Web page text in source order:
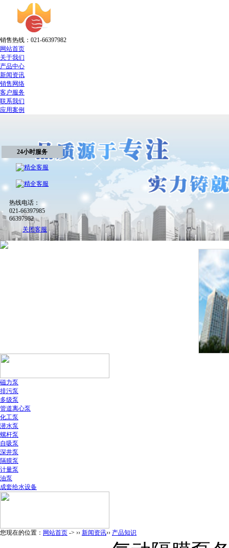
销售热线：021-66397982
网站首页
关于我们
产品中心
新闻资讯
销售网络
客户服务
联系我们
应用案例
磁力泵
排污泵
多级泵
管道离心泵
化工泵
潜水泵
螺杆泵
自吸泵
深井泵
隔膜泵
计量泵
油泵
成套给水设备
您现在的位置： 网站首页 -> ›› 新闻资讯›› 产品知识
24小时服务
热线电话：
021-66397985
66397982
关闭客服